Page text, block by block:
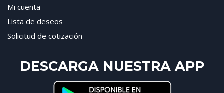
Mi cuenta
Lista de deseos
Solicitud de cotización
DESCARGA NUESTRA APP